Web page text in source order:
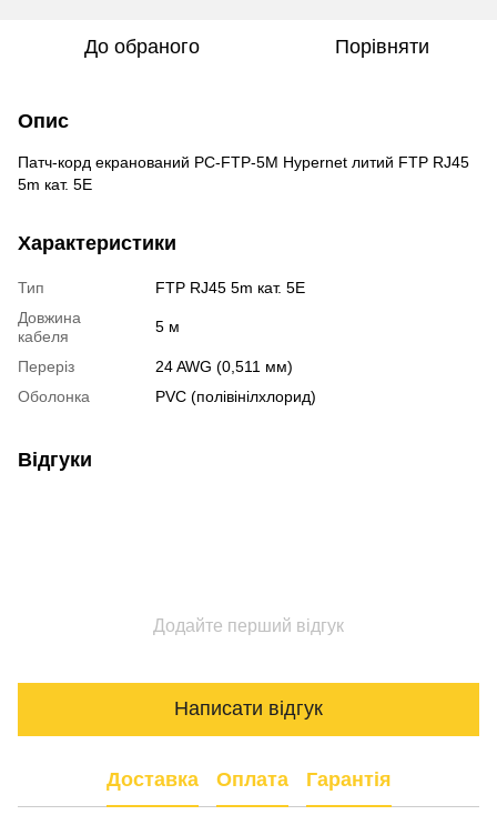
До обраного Порівняти
Опис
Патч-корд екранований PC-FTP-5M Hypernet литий FTP RJ45
5m кат. 5Е
Характеристики
Тип
FTP RJ45 5m кат. 5Е
Довжина
кабеля
5 м
Переріз
24 AWG (0,511 мм)
Оболонка
PVC (полівінілхлорид)
Відгуки
Додайте перший відгук
Написати відгук
Доставка Оплата Гарантія